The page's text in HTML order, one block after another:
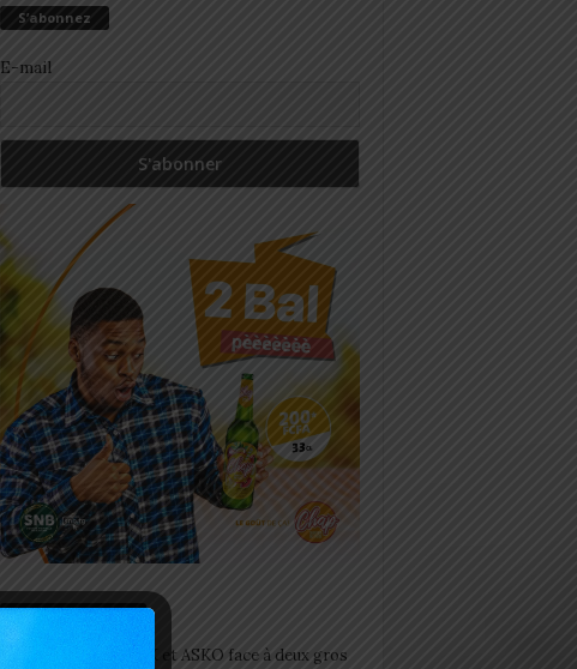
S’abonnez
E-mail
Articles récents
Interclubs CAF: ASCK et ASKO face à deux gros